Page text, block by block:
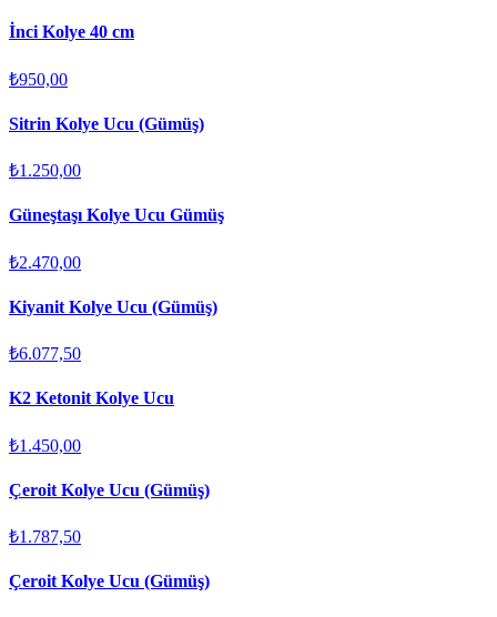
İnci Kolye 40 cm
₺950,00
Sitrin Kolye Ucu (Gümüş)
₺1.250,00
Güneştaşı Kolye Ucu Gümüş
₺2.470,00
Kiyanit Kolye Ucu (Gümüş)
₺6.077,50
K2 Ketonit Kolye Ucu
₺1.450,00
Çeroit Kolye Ucu (Gümüş)
₺1.787,50
Çeroit Kolye Ucu (Gümüş)